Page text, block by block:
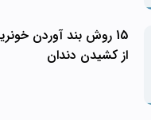
15 روش بند آوردن
از کشیدن دندان